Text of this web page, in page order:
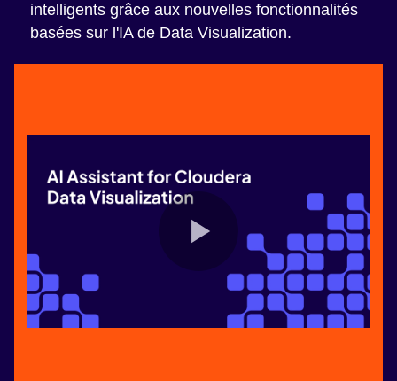
intelligents grâce aux nouvelles fonctionnalités
basées sur l'IA de Data Visualization.